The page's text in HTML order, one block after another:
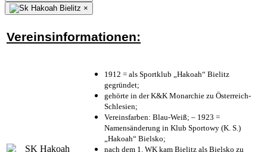
×
Vereinsinformationen:
1912 = als Sportklub „Hakoah“ Bielitz
gegründet;
gehörte in der K&K Monarchie zu Österreich-
Schlesien;
Vereinsfarben: Blau-Weiß; – 1923 =
Namensänderung in Klub Sportowy (K. S.)
„Hakoah“ Bielsko;
nach dem 1. WK kam Bielitz als Bielsko zu